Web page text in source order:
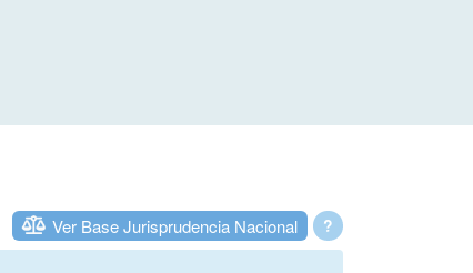
?
Ver Base Jurisprudencia Nacional